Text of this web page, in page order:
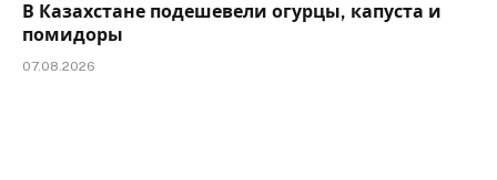
В Казахстане подешевели огурцы, капуста и
помидоры
07.08.2026